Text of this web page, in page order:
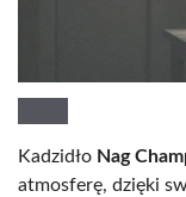
Kadzidło Nag
atmosferę, dzięki